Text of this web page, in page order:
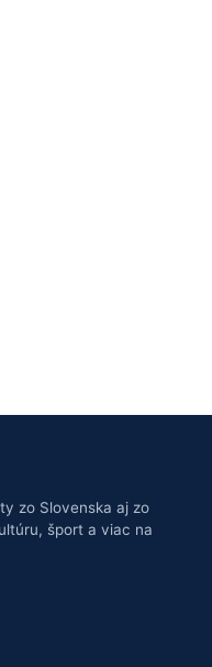
zo Slovenska aj zo
šport a viac na